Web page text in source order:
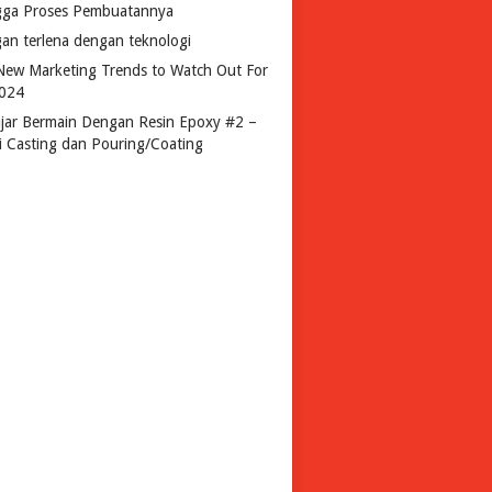
Proses Pembuatannya
terlena dengan teknologi
Marketing Trends to Watch Out For
Bermain Dengan Resin Epoxy #2 –
Casting dan Pouring/Coating